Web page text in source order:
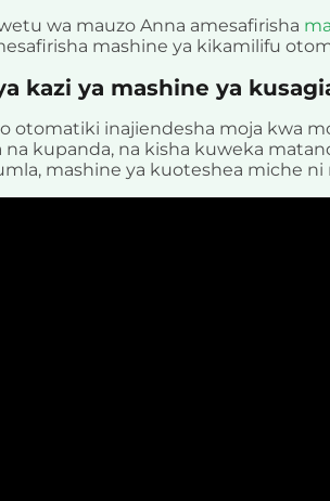
wa mauzo Anna amesafirisha
mashine ya kikamilifu
kazi ya mashine ya
otomatiki inajiendesha moja kwa
kupanda, na kisha kuweka
mashine ya kuoteshea miche